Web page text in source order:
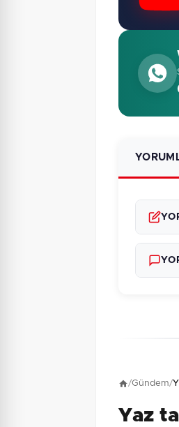
/Gündem/
Yaz